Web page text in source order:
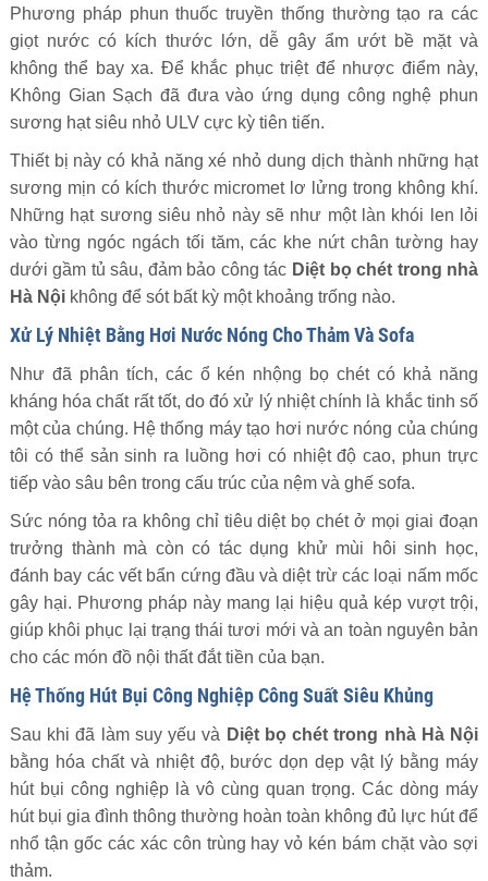
Phương pháp phun thuốc truyền thống thường tạo ra các
giọt nước có kích thước lớn, dễ gây ẩm ướt bề mặt và
không thể bay xa. Để khắc phục triệt để nhược điểm này,
Không Gian Sạch đã đưa vào ứng dụng công nghệ phun
sương hạt siêu nhỏ ULV cực kỳ tiên tiến.
Thiết bị này có khả năng xé nhỏ dung dịch thành những hạt
sương mịn có kích thước micromet lơ lửng trong không khí.
Những hạt sương siêu nhỏ này sẽ như một làn khói len lỏi
vào từng ngóc ngách tối tăm, các khe nứt chân tường hay
dưới gầm tủ sâu, đảm bảo công tác Diệt bọ chét trong nhà
Hà Nộikhông để sót bất kỳ một khoảng trống nào.
Xử Lý Nhiệt Bằng Hơi Nước Nóng Cho Thảm Và Sofa
Như đã phân tích, các ổ kén nhộng bọ chét có khả năng
kháng hóa chất rất tốt, do đó xử lý nhiệt chính là khắc tinh số
một của chúng. Hệ thống máy tạo hơi nước nóng của chúng
tôi có thể sản sinh ra luồng hơi có nhiệt độ cao, phun trực
tiếp vào sâu bên trong cấu trúc của nệm và ghế sofa.
Sức nóng tỏa ra không chỉ tiêu diệt bọ chét ở mọi giai đoạn
trưởng thành mà còn có tác dụng khử mùi hôi sinh học,
đánh bay các vết bẩn cứng đầu và diệt trừ các loại nấm mốc
gây hại. Phương pháp này mang lại hiệu quả kép vượt trội,
giúp khôi phục lại trạng thái tươi mới và an toàn nguyên bản
cho các món đồ nội thất đắt tiền của bạn.
Hệ Thống Hút Bụi Công Nghiệp Công Suất Siêu Khủng
Sau khi đã làm suy yếu và Diệt bọ chét trong nhà Hà Nội
bằng hóa chất và nhiệt độ, bước dọn dẹp vật lý bằng máy
hút bụi công nghiệp là vô cùng quan trọng. Các dòng máy
hút bụi gia đình thông thường hoàn toàn không đủ lực hút để
nhổ tận gốc các xác côn trùng hay vỏ kén bám chặt vào sợi
thảm.